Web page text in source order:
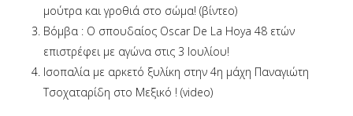
μούτρα και γροθιά στο σώμα! (βίντεο)
Βόμβα : O σπουδαίος Oscar De La Hoya 48 ετών
επιστρέφει με αγώνα στις 3 Ιουλίου!
Ισοπαλία με αρκετό ξυλίκη στην 4η μάχη Παναγιώτη
Τσοχαταρίδη στο Μεξικό ! (video)